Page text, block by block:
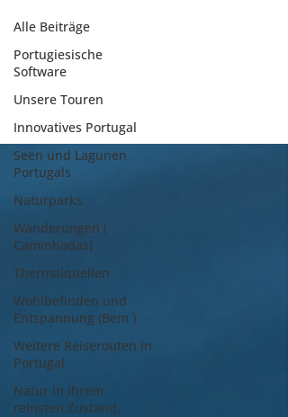
Alle Beiträge
Portugiesische
Software
Unsere Touren
Innovatives Portugal
Seen und Lagunen
Portugals
Naturparks
Wanderungen (
Caminhadas)
Thermalquellen
Wohlbefinden und
Entspannung (Bem )
Weitere Reiserouten in
Portugal
Natur in ihrem
reinsten Zustand.
Innovatives
Portugal